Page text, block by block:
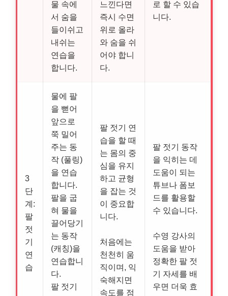
물 속에
서 숨을
들이쉬고
내쉬는
연습을
합니다.
느낀다면
즉시 수면
위로 올라
와 숨을 쉬
어야 합니
다.
로 할 수 있습
니다.
3
단
계:
팔
젓
기
연
습
물에 팔
을 뻗어
앞으로
쭉 밀어
주는 동
작 (풀링)
을 연습
합니다.
팔을 굽
혀 물을
끌어당기
는 동작
(캐칭)을
연습합니
다.
팔 젓기
팔 젓기 연
습을 할 때
는 몸의 중
심을 유지
하고 균형
을 잡는 것
이 중요합
니다.
처음에는
천천히 움
직이며, 익
숙해지면
속도를 점
팔 젓기 동작
을 익히는 데
도움이 되는
튜브나 폼보
드를 활용할
수 있습니다.
수영 강사의
도움을 받아
정확한 팔 젓
기 자세를 배
우면 더욱 효